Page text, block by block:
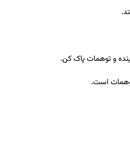
و توهمات پاک کن.
است.